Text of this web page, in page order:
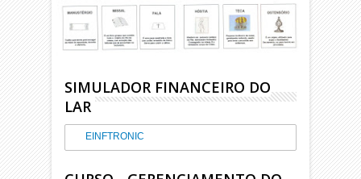
SIMULADOR FINANCEIRO DO
LAR
EINFTRONIC